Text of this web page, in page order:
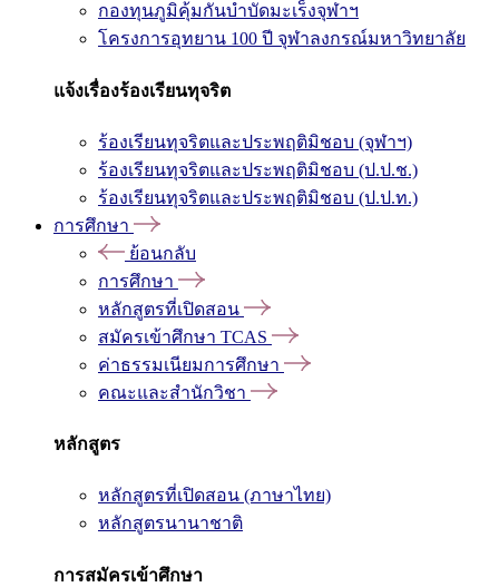
กองทุนภูมิคุ้มกันบำบัดมะเร็งจุฬาฯ
โครงการอุทยาน 100 ปี จุฬาลงกรณ์มหาวิทยาลัย
แจ้งเรื่องร้องเรียนทุจริต
ร้องเรียนทุจริตและประพฤติมิชอบ (จุฬาฯ)
ร้องเรียนทุจริตและประพฤติมิชอบ (ป.ป.ช.)
ร้องเรียนทุจริตและประพฤติมิชอบ (ป.ป.ท.)
การศึกษา
ย้อนกลับ
การศึกษา
หลักสูตรที่เปิดสอน
สมัครเข้าศึกษา TCAS
ค่าธรรมเนียมการศึกษา
คณะและสำนักวิชา
หลักสูตร
หลักสูตรที่เปิดสอน (ภาษาไทย)
หลักสูตรนานาชาติ
การสมัครเข้าศึกษา